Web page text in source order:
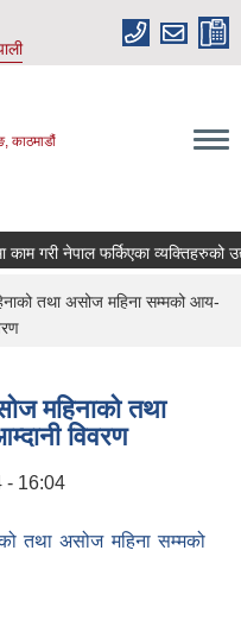
काठमाडौं
काम गरी नेपाल फर्किएका
तथा असोज महिना सम्मको आय-
महिनाको तथा
विवरण
- 16:04
तथा असोज महिना सम्मको